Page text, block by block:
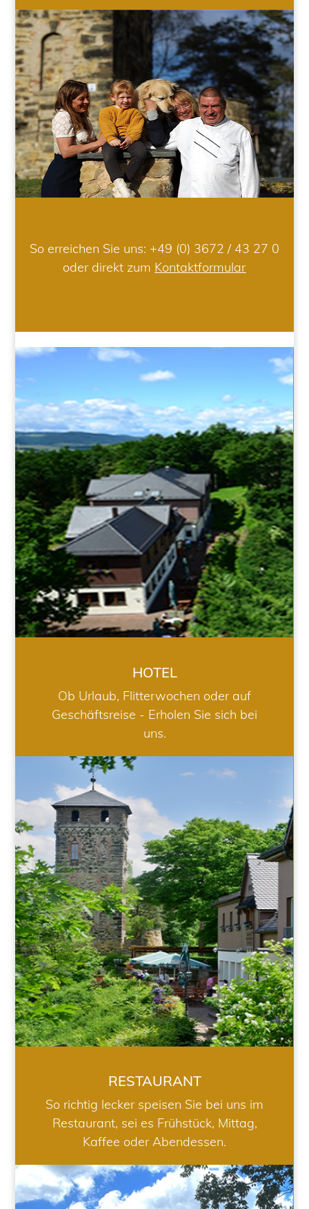
So erreichen Sie uns: +49 (0) 3672 / 43 27 0
oder direkt zum Kontaktformular
HOTEL
HOTEL
Ob Urlaub, Flitterwochen oder auf
Geschäftsreise - Erholen Sie sich bei
uns.
RESTAURANT
RESTAURANT
So richtig lecker speisen Sie bei uns im
Restaurant, sei es Frühstück, Mittag,
Kaffee oder Abendessen.